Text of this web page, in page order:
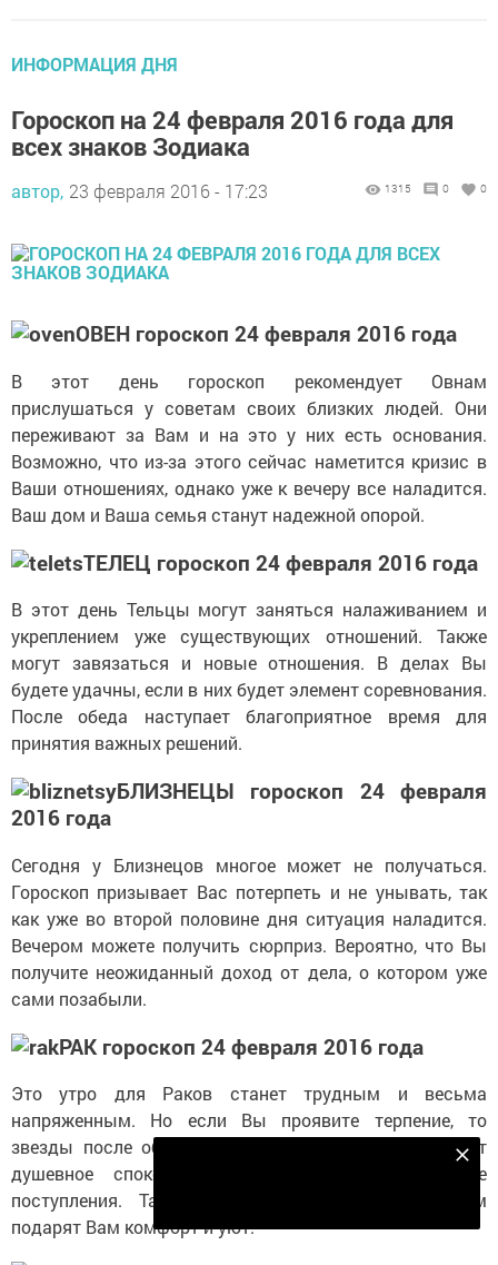
ИНФОРМАЦИЯ ДНЯ
Гороскоп на 24 февраля 2016 года для
всех знаков Зодиака
автор, 23 февраля 2016 - 17:23 1315 0 0
ОВЕН гороскоп 24 февраля 2016 года
В этот день гороскоп рекомендует Овнам
прислушаться у советам своих близких людей. Они
переживают за Вам и на это у них есть основания.
Возможно, что из-за этого сейчас наметится кризис в
Ваши отношениях, однако уже к вечеру все наладится.
Ваш дом и Ваша семья станут надежной опорой.
ТЕЛЕЦ гороскоп 24 февраля 2016 года
В этот день Тельцы могут заняться налаживанием и
укреплением уже существующих отношений. Также
могут завязаться и новые отношения. В делах Вы
будете удачны, если в них будет элемент соревнования.
После обеда наступает благоприятное время для
принятия важных решений.
БЛИЗНЕЦЫ гороскоп 24 февраля
2016 года
Сегодня у Близнецов многое может не получаться.
Гороскоп призывает Вас потерпеть и не унывать, так
как уже во второй половине дня ситуация наладится.
Вечером можете получить сюрприз. Вероятно, что Вы
получите неожиданный доход от дела, о котором уже
сами позабыли.
РАК гороскоп 24 февраля 2016 года
Это утро для Раков станет трудным и весьма
напряженным. Но если Вы проявите терпение, то
звезды после обеда вознаградят Вас. К Вам придет
душевное спокойствие и возможны финансовые
поступления. Также Ваши близкие люди вечером
подарят Вам комфорт и уют.